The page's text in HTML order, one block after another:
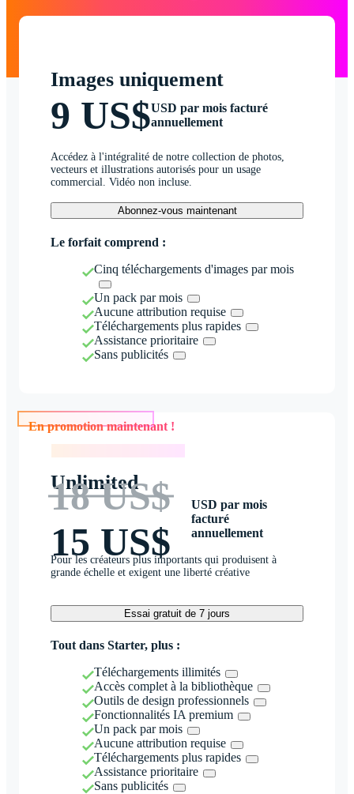
Images uniquement
9 US$USD par mois facturé
annuellement
Accédez à l'intégralité de notre collection de photos,
vecteurs et illustrations autorisés pour un usage
commercial. Vidéo non incluse.
Abonnez-vous maintenant
Le forfait comprend :
Cinq téléchargements d'images par mois
Un pack par mois
Aucune attribution requise
Téléchargements plus rapides
Assistance prioritaire
Sans publicités
En promotion maintenant !
Unlimited
18 US$
15 US$
USD par mois
facturé
annuellement
Pour les créateurs plus importants qui produisent à
grande échelle et exigent une liberté créative
Essai gratuit de 7 jours
Tout dans Starter, plus :
Téléchargements illimités
Accès complet à la bibliothèque
Outils de design professionnels
Fonctionnalités IA premium
Un pack par mois
Aucune attribution requise
Téléchargements plus rapides
Assistance prioritaire
Sans publicités